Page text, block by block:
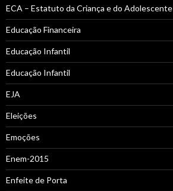
ECA – Estatuto da Criança e do Adolescente
Educação Financeira
Educação Infantil
Educação Infantil
EJA
Eleições
Emoções
Enem-2015
Enfeite de Porta